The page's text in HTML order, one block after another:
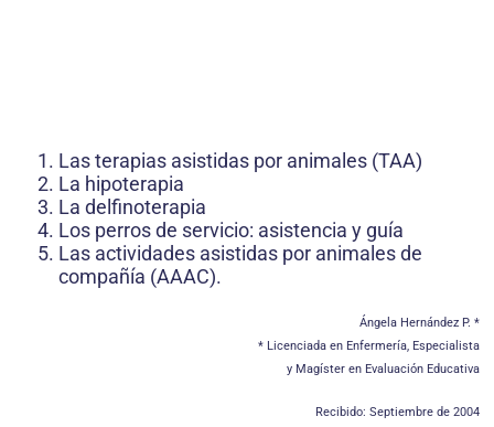
Las terapias asistidas por animales (TAA)
La hipoterapia
La delfinoterapia
Los perros de servicio: asistencia y guía
Las actividades asistidas por animales de
compañía (AAAC).
Ángela Hernández P. *
* Licenciada en Enfermería, Especialista
y Magíster en Evaluación Educativa
Recibido: Septiembre de 2004